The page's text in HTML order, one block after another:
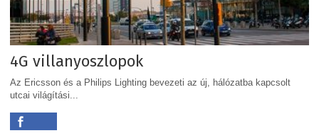
4G villanyoszlopok
Az Ericsson és a Philips Lighting bevezeti az új, hálózatba kapcsolt
utcai világítási...